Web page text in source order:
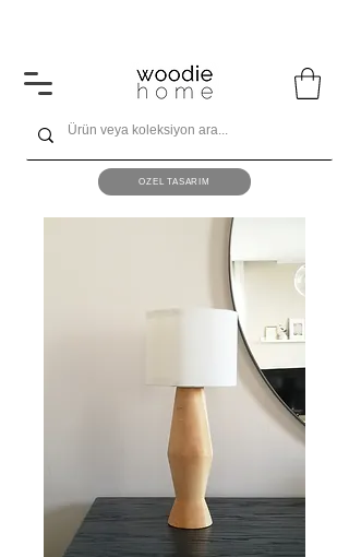
ÖZEL TASARIM